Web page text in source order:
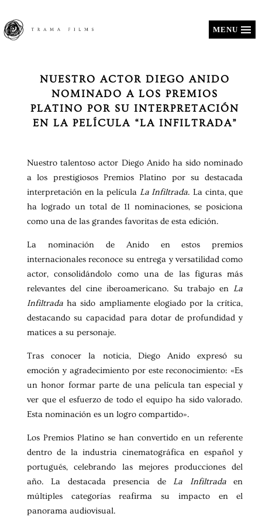
MENU
NUESTRO ACTOR DIEGO ANIDO
NOMINADO A LOS PREMIOS
PLATINO POR SU INTERPRETACIÓN
EN LA PELÍCULA “LA INFILTRADA”
Nuestro talentoso actor Diego Anido ha sido nominado
a los prestigiosos Premios Platino por su destacada
interpretación en la película La Infiltrada. La cinta, que
ha logrado un total de 11 nominaciones, se posiciona
como una de las grandes favoritas de esta edición.
La nominación de Anido en estos premios
internacionales reconoce su entrega y versatilidad como
actor, consolidándolo como una de las figuras más
relevantes del cine iberoamericano. Su trabajo enLa
Infiltrada ha sido ampliamente elogiado por la crítica,
destacando su capacidad para dotar de profundidad y
matices a su personaje.
Tras conocer la noticia, Diego Anido expresó su
emoción y agradecimiento por este reconocimiento: «Es
un honor formar parte de una película tan especial y
ver que el esfuerzo de todo el equipo ha sido valorado.
Esta nominación es un logro compartido».
Los Premios Platino se han convertido en un referente
dentro de la industria cinematográfica en español y
portugués, celebrando las mejores producciones del
año. La destacada presencia deLa Infiltradaen
múltiples categorías reafirma su impacto en el
panorama audiovisual.